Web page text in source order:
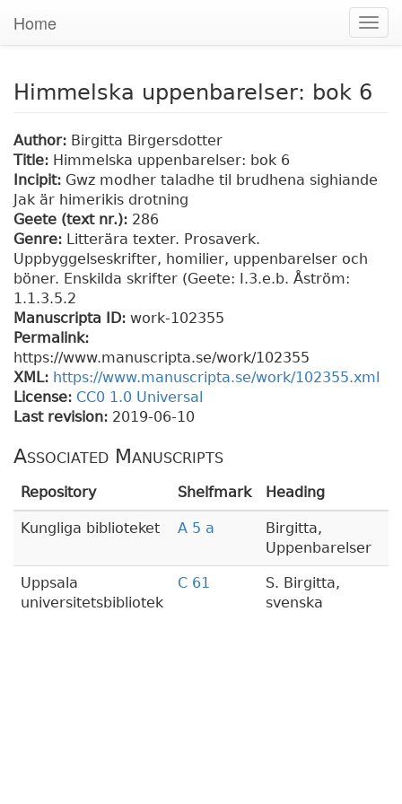
Home
Himmelska uppenbarelser: bok 6
Author: Birgitta Birgersdotter
Title: Himmelska uppenbarelser: bok 6
Incipit: Gwz modher taladhe til brudhena sighiande
Jak är himerikis drotning
Geete (text nr.): 286
Genre: Litterära texter. Prosaverk.
Uppbyggelseskrifter, homilier, uppenbarelser och
böner. Enskilda skrifter (Geete: I.3.e.b. Åström:
1.1.3.5.2
Manuscripta ID: work-102355
Permalink:
https://www.manuscripta.se/work/102355
XML: https://www.manuscripta.se/work/102355.xml
License: CC0 1.0 Universal
Last revision: 2019-06-10
Associated Manuscripts
Repository Shelfmark Heading
Kungliga biblioteket A 5 a
Birgitta,
Uppenbarelser
Uppsala
universitetsbibliotek
C 61
S. Birgitta,
svenska